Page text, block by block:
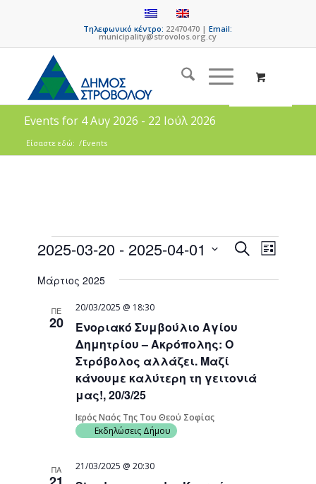
Τηλεφωνικό κέντρο: 22470470 |Email:
municipality@strovolos.org.cy
Events for 4 Αυγ 2026 - 22 Ιούλ 2026
Είσαστε εδώ: /Events
Events
SearchEvent
Views
List
2025-03-20 - 2025-04-01
date.
Μάρτιος 2025
ΠΕ
20
Ενοριακό Συμβούλιο Αγίου
Δημητρίου – Ακρόπολης: Ο
Στρόβολος αλλάζει. Μαζί
κάνουμε καλύτερη τη γειτονιά
μας!, 20/3/25
20/03/2025 @ 18:30
Ιερός Ναός Της Του Θεού Σοφίας
Εκδηλώσεις Δήμου
ΠΑ 21/03/2025 @ 20:30